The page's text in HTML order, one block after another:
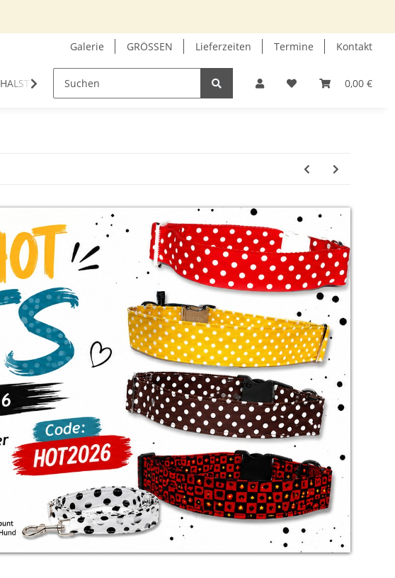
Galerie GRÖSSEN Lieferzeiten Termine Kontakt
0,00 €
HALSTUCH GUTSCHEIN INFOECKE